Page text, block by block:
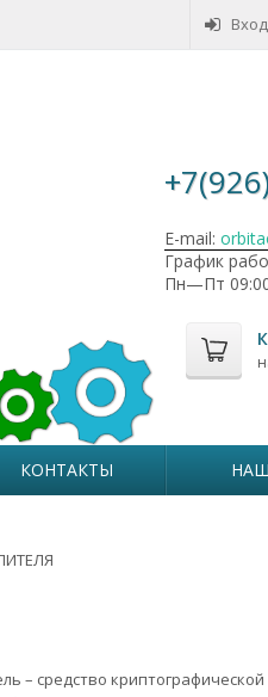
Вход
E-mail:
График
Пн—Пт
КОНТАКТЫ
– средство